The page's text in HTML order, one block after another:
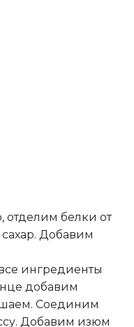
отделим белки от
Добавим
ингредиенты
добавим
Соединим
Добавим изюм